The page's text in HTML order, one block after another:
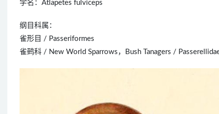
学名：Atlapetes fulviceps
纲目科属：
雀形目 / Passeriformes
雀鹀科 / New World Sparrows，Bush Tanagers /